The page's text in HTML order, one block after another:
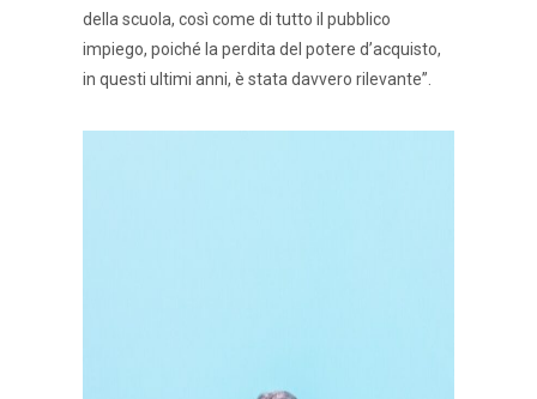
della scuola, così come di tutto il pubblico
impiego, poiché la perdita del potere d’acquisto,
in questi ultimi anni, è stata davvero rilevante”.